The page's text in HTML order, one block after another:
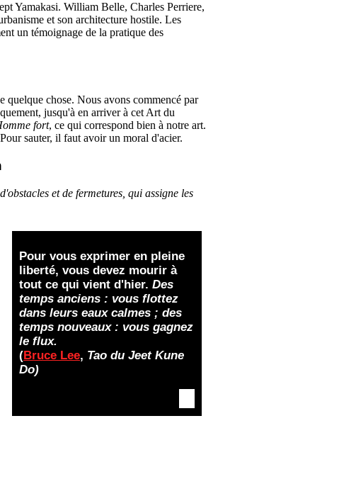
Yamakasi. William Belle, Charles Perriere,
et son architecture hostile. Les
un témoignage de la pratique des
quelque chose. Nous avons commencé par
jusqu'à en arriver à cet Art du
fort, ce qui correspond bien à notre art.
sauter, il faut avoir un moral d'acier.
et de fermetures, qui assigne les
Pour vous exprimer en pleine
liberté, vous devez mourir à
tout ce qui vient d'hier. Des
temps anciens : vous flottez
dans leurs eaux calmes ; des
temps nouveaux : vous gagnez
le flux.
(Bruce Lee, Tao du Jeet Kune
Do)